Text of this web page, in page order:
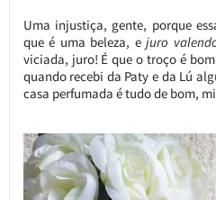
Uma injustiça, gente, porque
que é uma beleza, ejuro
viciada, juro! É que o troço é
quando recebi da Paty e da Lú
casa perfumada é tudo de bom,